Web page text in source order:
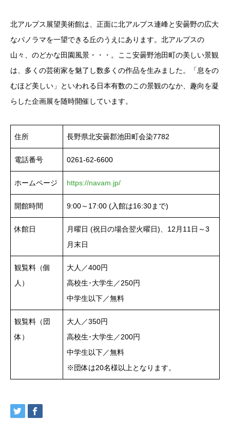
北アルプス展望美術館は、正面に北アルプス連峰と安曇野の広大
なパノラマを一望できる丘のうえにあります。北アルプスの
山々、のどかな田園風景・・・。ここ安曇野池田町の美しい景観
は、多くの芸術家を魅了し数多くの作品を生みました。「息をの
むほど美しい」といわれる日本有数のこの景観のなか、趣向を凝
らした企画展を随時開催しています。
住所 長野県北安曇郡池田町会染7782
電話番号 0261-62-6600
ホームページ https://navam.jp/
開館時間 9:00～17:00 (入館は16:30まで)
休館日
月曜日 (祝日の場合翌火曜日)、12月11日～3
月末日
観覧料（個
人）
大人／400円
高校生･大学生／250円
中学生以下／無料
観覧料（団
体）
大人／350円
高校生･大学生／200円
中学生以下／無料
※団体は20名様以上となります。